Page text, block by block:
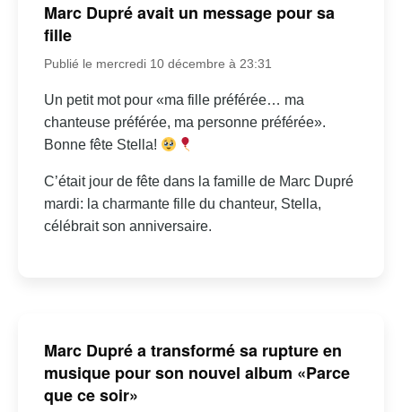
Marc Dupré avait un message pour sa
fille
Publié le mercredi 10 décembre à 23:31
Un petit mot pour «ma fille préférée… ma
chanteuse préférée, ma personne préférée».
Bonne fête Stella!
C’était jour de fête dans la famille de Marc Dupré
mardi: la charmante fille du chanteur, Stella,
célébrait son anniversaire.
Marc Dupré a transformé sa rupture en
musique pour son nouvel album «Parce
que ce soir»